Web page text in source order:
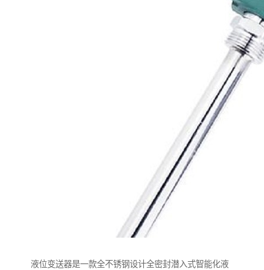
液位变送器是一款全不锈钢设计全密封潜入式智能化液